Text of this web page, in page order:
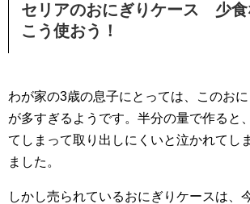
セリアのおにぎりケース 少食
こう使おう！
わが家の3歳の息子にとっては、このお
が多すぎるようです。半分の量で作ると
てしまって取り出しにくいと泣かれてし
ました。
しかし売られているおにぎりケースは、